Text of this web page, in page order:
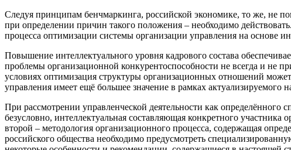
Следуя принципам бенчмаркинга, российской экономике, то же, не
при определении причин такого положения – необходимо
процесса оптимизации системы организации управления на основе
Повышение интеллектуального уровня кадрового состава
проблемы организационной конкурентоспособности не всегда и не
условиях оптимизация структуры организационных отношений может
управления имеет ещё большее значение в рамках актуализируемого
При рассмотрении управленческой деятельности как определённого
безусловно, интеллектуальная составляющая конкретного
второй – методология организационного процесса, содержащая
российского общества необходимо предусмотреть